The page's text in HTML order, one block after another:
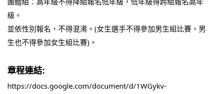
級。
並依性別報名，不得混淆。(女生選手不得參加男生組比賽，男
生也不得參加女生組比賽)。
章程連結:
https://docs.google.com/document/d/1WGykv-